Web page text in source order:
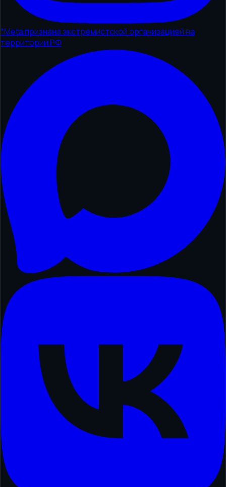
*Meta признана экстремистской организацией на
территории РФ